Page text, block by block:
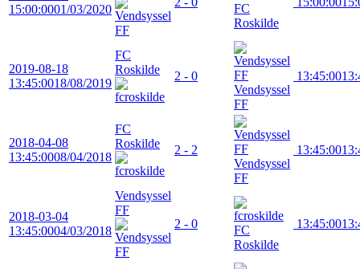
15:00:0001/03/2020
FC
Roskilde
2019-08-18
13:45:0018/08/2019
FC
Roskilde
2 - 0
Vendsyssel
FF
13:45:00
2018-04-08
13:45:0008/04/2018
FC
Roskilde
2 - 2
Vendsyssel
FF
13:45:00
2018-03-04
13:45:0004/03/2018
Vendsyssel
FF
2 - 0
FC
Roskilde
13:45:00